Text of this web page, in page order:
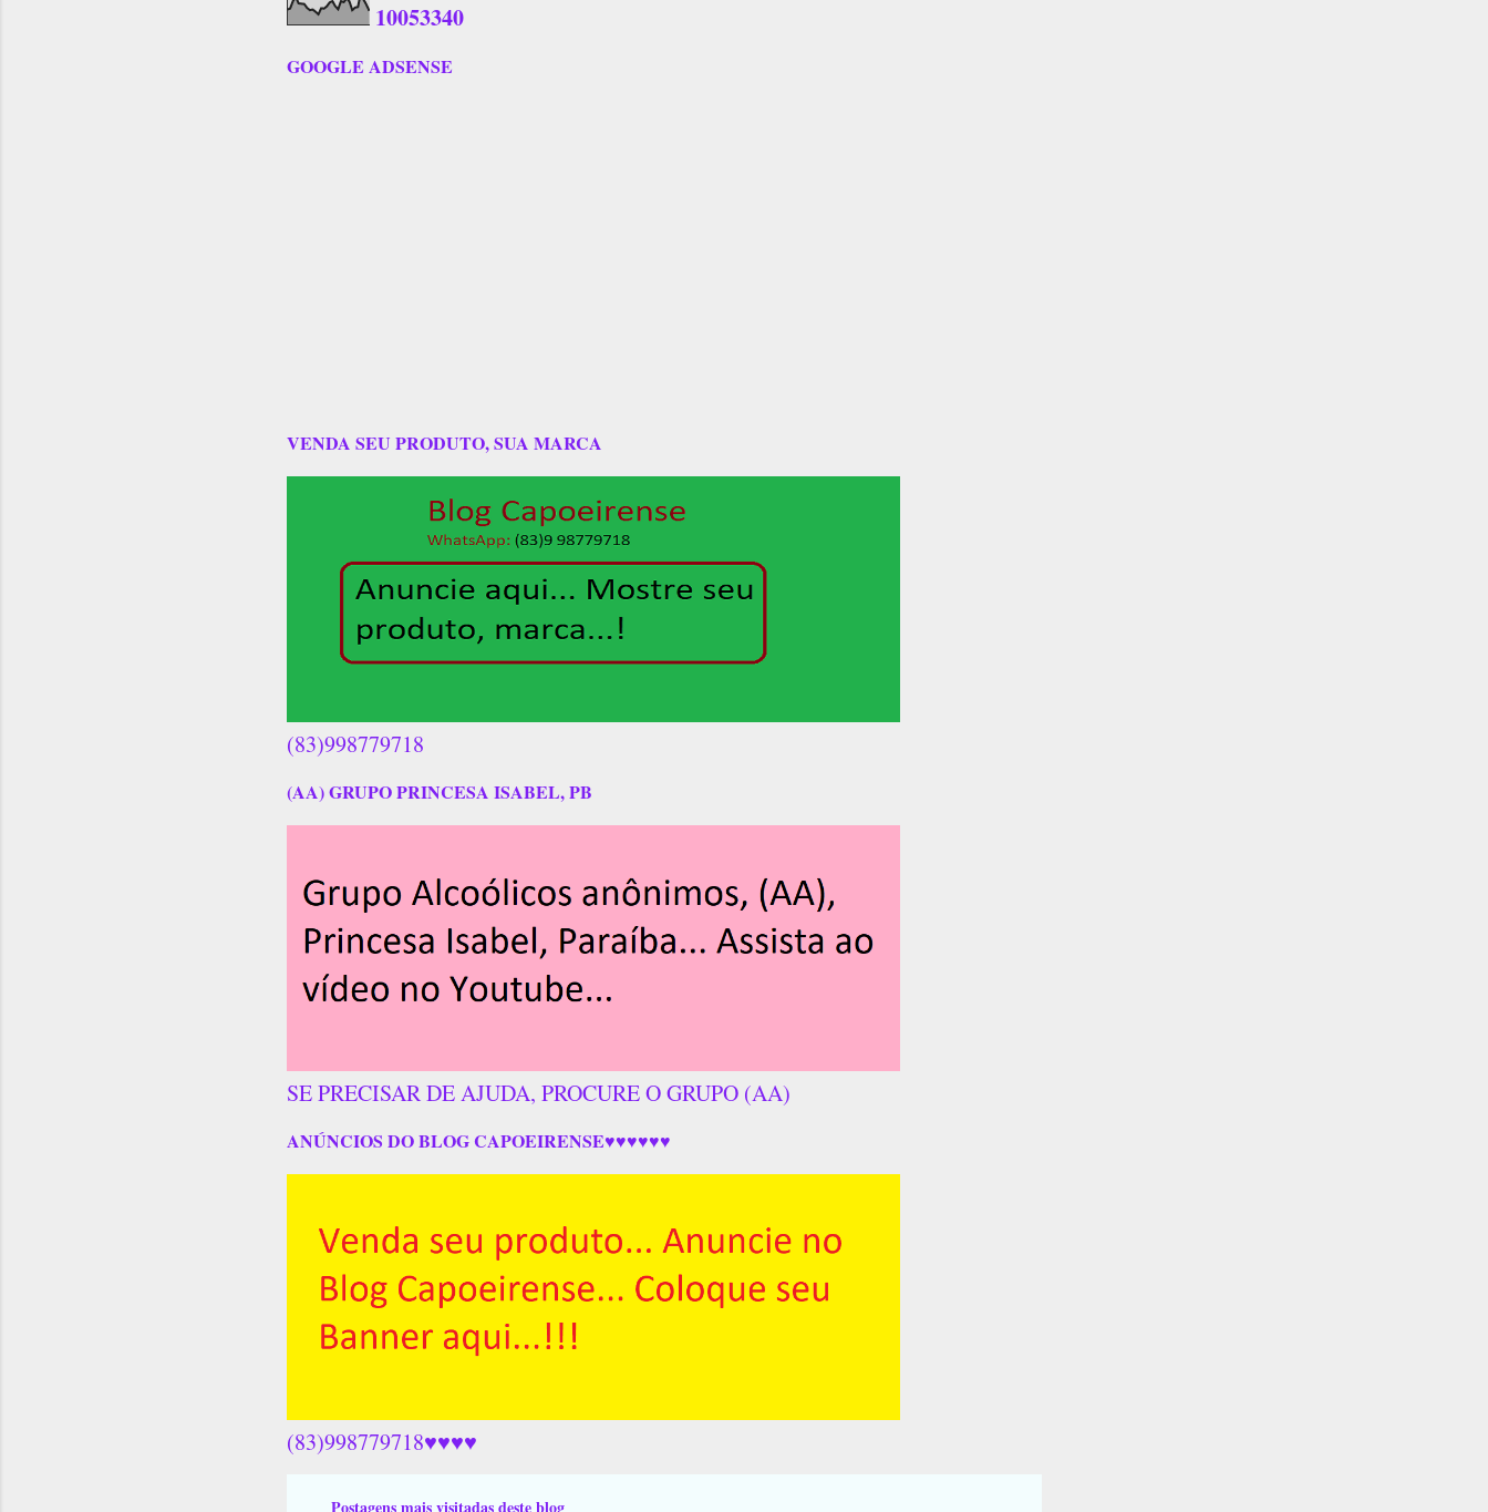
10053340
GOOGLE ADSENSE
VENDA SEU PRODUTO, SUA MARCA
(83)998779718
(AA) GRUPO PRINCESA ISABEL, PB
SE PRECISAR DE AJUDA, PROCURE O GRUPO (AA)
ANÚNCIOS DO BLOG CAPOEIRENSE♥♥♥♥♥♥
(83)998779718♥♥♥♥
Postagens mais visitadas deste blog